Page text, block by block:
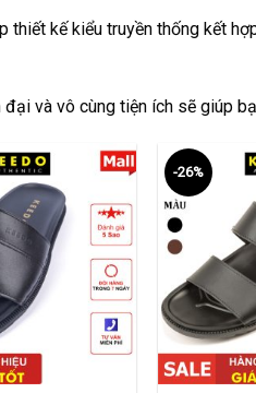
thiết kế kiểu truyền thống kết
đại và vô cùng tiện ích sẽ giúp
-26%
+